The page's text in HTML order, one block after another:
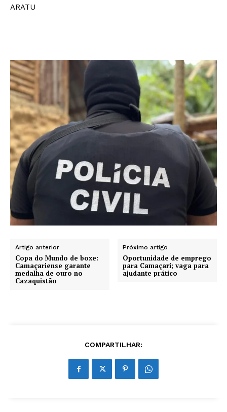
ARATU
Artigo anterior
Copa do Mundo de boxe:
Camaçariense garante
medalha de ouro no
Cazaquistão
Próximo artigo
Oportunidade de emprego
para Camaçari; vaga para
ajudante prático
COMPARTILHAR: